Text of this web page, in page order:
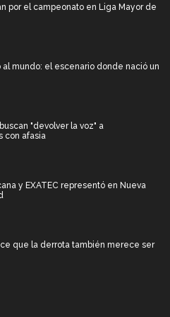
por el campeonato en Liga Mayor de
al mundo: el escenario donde nació un
"devolver la voz" a
con afasia
y EXATEC representó en Nueva
que la derrota también merece ser